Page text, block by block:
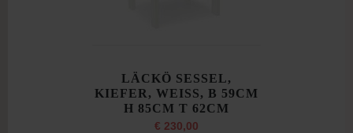
LÄCKÖ SESSEL,
KIEFER, WEISS, B 59CM
H 85CM T 62CM
€ 230,00